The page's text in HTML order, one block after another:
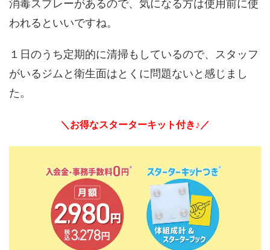
消毒スプレーがあるので、気になる方は使用前に使
われるといいですね。
１日のうち定期的に清掃もしているので、スタッフ
がいるジムと衛生面はとくに問題ないと感じまし
た。
＼お得なスターターキット付き♪／